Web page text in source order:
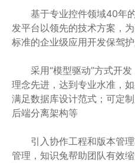
基于专业控件领域40年的
发平台以领先的技术方案，
标准的企业级应用开发保驾护
采用“模型驱动”方式开发
理念先进，达到专业水准，
满足数据库设计范式；可定
后端分离架构等
引入协作工程和版本管理
管理，知识兔帮助团队有效